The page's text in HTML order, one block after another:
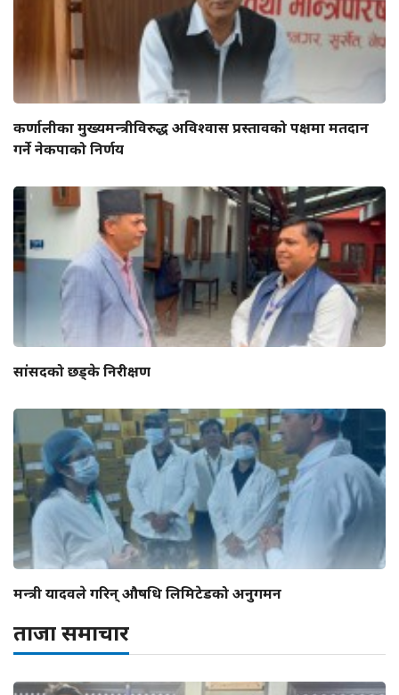
कर्णालीका मुख्यमन्त्रीविरुद्ध अविश्वास प्रस्तावको पक्षमा मतदान
गर्ने नेकपाको निर्णय
सांसदको छड्के निरीक्षण
मन्त्री यादवले गरिन् औषधि लिमिटेडको अनुगमन
ताजा समाचार